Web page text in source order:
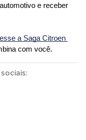
e receber
a Saga Citroen
com você.